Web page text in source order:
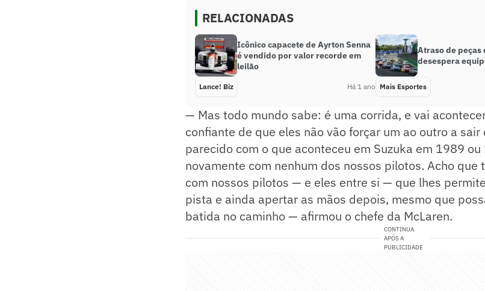
RELACIONADAS
Icônico capacete de Ayrton Senna
é vendido por valor recorde em
leilão
Lance! Biz Há 1 ano
Atraso de peças
desespera
Mais Esportes
— Mas todo mundo sabe: é uma corrida, e vai
confiante de que eles não vão forçar um ao outro a
parecido com o que aconteceu em Suzuka em 1989
novamente com nenhum dos nossos pilotos. Acho
com nossos pilotos — e eles entre si — que lhes
pista e ainda apertar as mãos depois, mesmo que
batida no caminho — afirmou o chefe da McLaren.
CONTINUA
APÓS A
PUBLICIDADE